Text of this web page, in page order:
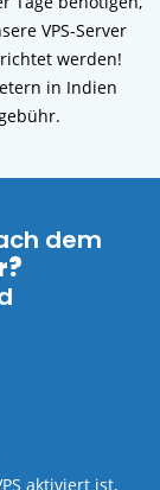
VPS-Server
werden!
in Indien
dem
aktiviert ist,